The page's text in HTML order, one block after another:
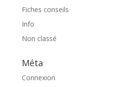
Fiches conseils
Info
Non classé
Méta
Connexion